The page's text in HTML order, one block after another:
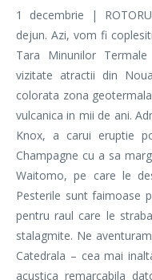
1 decembrie |
dejun. Azi, vom fi
Tara Minunilor
vizitate atractii din
colorata zona
vulcanica in mii de ani.
Knox, a carui eruptie
Champagne cu a sa
Waitomo, pe care le
Pesterile sunt faimoase
pentru raul care le
stalagmite. Ne
Catedrala – cea mai
acustica remarcabila